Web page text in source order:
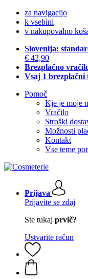
za navigacijo
k vsebini
v nakupovalno
Slovenija:
€ 42,90
Brezplačno
Vsaj 1 brezplačni
Pomoč
Kje je moje
Vračilo
Stroški
Možnosti
Kontakt
Vse teme
Prijava
Prijavite se zdaj
Ste tukaj prvič?
Ustvarite račun